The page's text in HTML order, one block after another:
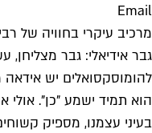
Email
מרכיב עיקרי בחוויה של
גבר אידיאלי: גבר
להומוסקסואלים יש
הוא תמיד ישמע "כן". אולי
בעיני עצמנו, מספיק